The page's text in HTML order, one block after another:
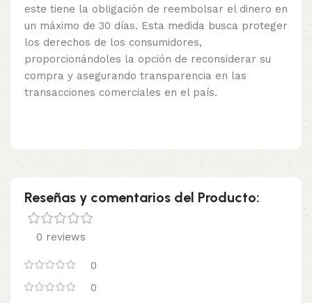
este tiene la obligación de reembolsar el dinero en
un máximo de 30 días. Esta medida busca proteger
los derechos de los consumidores,
proporcionándoles la opción de reconsiderar su
compra y asegurando transparencia en las
transacciones comerciales en el país.
Reseñas y comentarios del Producto:
0 reviews
0
0